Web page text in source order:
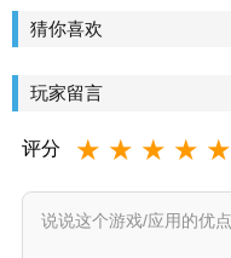
猜你喜欢
玩家留言
评分 ★ ★ ★ ★ ★